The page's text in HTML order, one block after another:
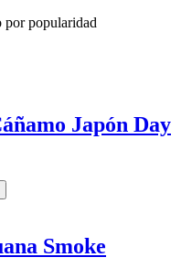
por popularidad
Japón Day
Smoke